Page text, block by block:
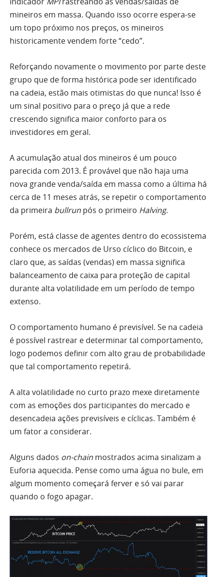
mineiros em massa. Quando isso ocorre espera-se
um topo próximo nos preços, os mineiros
historicamente vendem forte “cedo”.
Reforçando novamente o movimento por parte deste
grupo que de forma histórica pode ser identificado
na cadeia, estão mais otimistas do que nunca! Isso é
um sinal positivo para o preço já que a rede
crescendo significa maior conforto para os
investidores em geral.
A acumulação atual dos mineiros é um pouco
parecida com 2013. É provável que não haja uma
nova grande venda/saída em massa como a última há
cerca de 11 meses atrás, se repetir o comportamento
da primeira bullrun pós o primeiro Halving.
Porém, está classe de agentes dentro do ecossistema
conhece os mercados de Urso cíclico do Bitcoin, e
claro que, as saídas (vendas) em massa significa
balanceamento de caixa para proteção de capital
durante alta volatilidade em um período de tempo
extenso.
O comportamento humano é previsível. Se na cadeia
é possível rastrear e determinar tal comportamento,
logo podemos definir com alto grau de probabilidade
que tal comportamento repetirá.
A alta volatilidade no curto prazo mexe diretamente
com as emoções dos participantes do mercado e
desencadeia ações previsíveis e cíclicas. Também é
um fator a considerar.
Alguns dados on-chain mostrados acima sinalizam a
Euforia aquecida. Pense como uma água no bule, em
algum momento começará ferver e só vai parar
quando o fogo apagar.